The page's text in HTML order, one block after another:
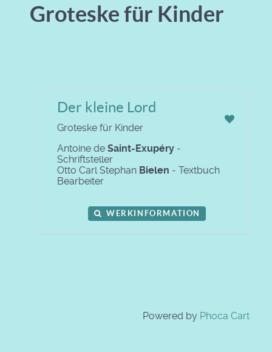
Groteske für Kinder
Der kleine Lord
Groteske für Kinder
Antoine de Saint-Exupéry -
Schriftsteller
Otto Carl Stephan Bielen - Textbuch
Bearbeiter
WERKINFORMATION
Powered by Phoca Cart